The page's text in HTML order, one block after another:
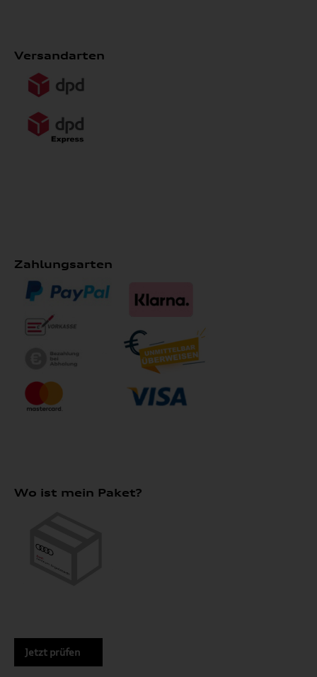
Versandarten
Zahlungsarten
Wo ist mein Paket?
Jetzt prüfen